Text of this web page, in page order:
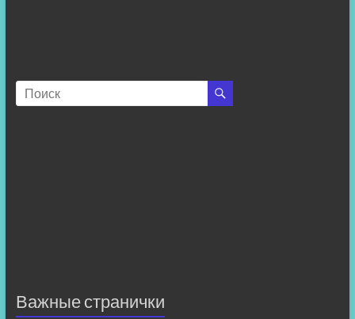
Важные странички